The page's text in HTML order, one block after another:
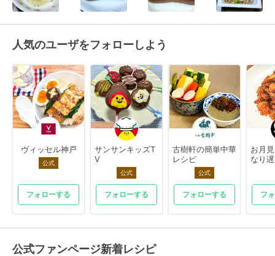
人気のユーザをフォローしよう
ヴィッセル神戸
公式
フォローする
サンサンキッズT
V
公式
フォローする
古樹軒の簡単中華
レシピ
公式
フォローする
お月
なり
フ
公式ファンページ新着レシピ